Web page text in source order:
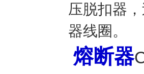
压脱扣器
器线圈。
熔断器